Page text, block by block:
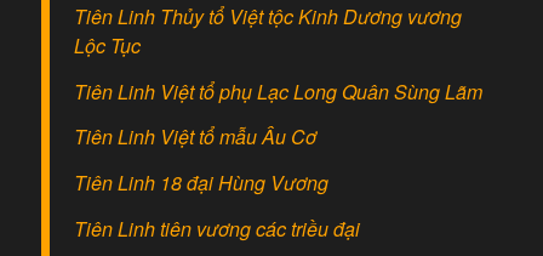
Tiên Linh Thủy tổ Việt tộc Kinh Dương vương
Lộc Tục
Tiên Linh Việt tổ phụ Lạc Long Quân Sùng Lãm
Tiên Linh Việt tổ mẫu Âu Cơ
Tiên Linh 18 đại Hùng Vương
Tiên Linh tiên vương các triều đại